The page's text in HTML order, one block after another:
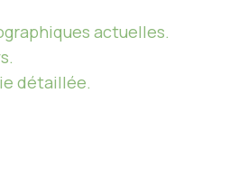
actuelles.
détaillée.